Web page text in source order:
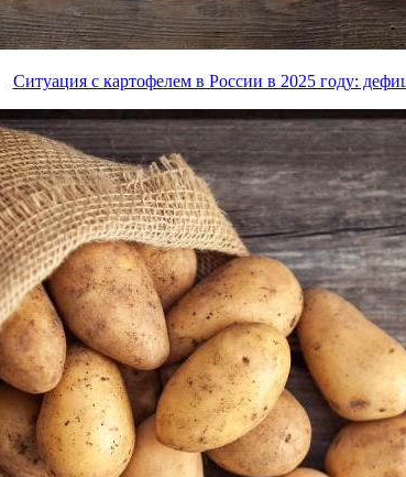
Ситуация с картофелем в России в 2025 году: